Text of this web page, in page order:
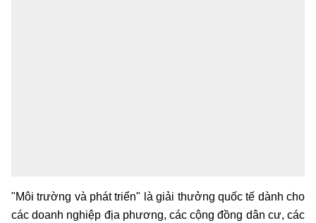
"Môi trường và phát triển" là giải thưởng quốc tế dành cho
các doanh nghiệp địa phương, các cộng đồng dân cư, các